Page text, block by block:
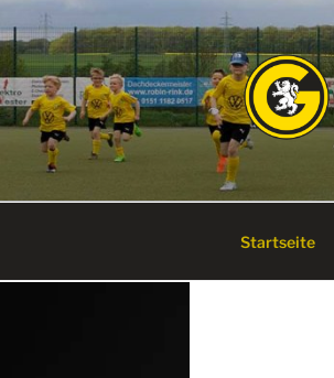
Inhalt
springen
Startseite